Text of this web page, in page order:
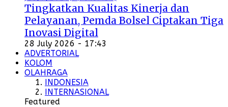
Tingkatkan Kualitas Kinerja dan
Pelayanan, Pemda Bolsel Ciptakan Tiga
Inovasi Digital
28 July 2026 - 17:43
ADVERTORIAL
KOLOM
OLAHRAGA
INDONESIA
INTERNASIONAL
Featured